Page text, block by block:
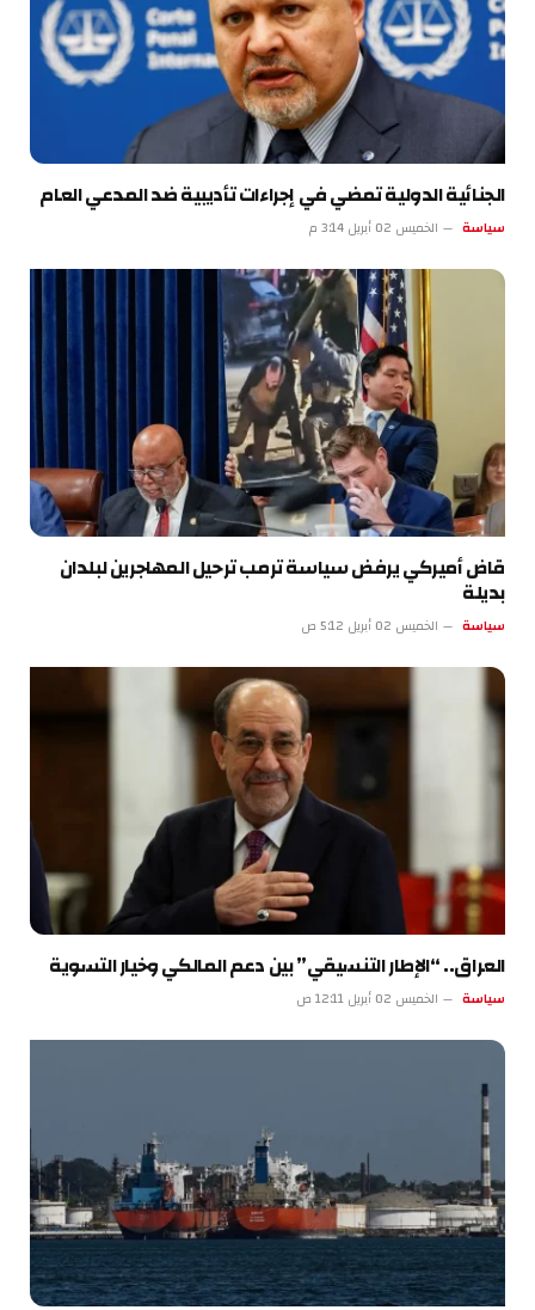
الجنائية الدولية تمضي في إجراءات تأديبية ضد المدعي العام
سياسة الخميس 02 أبريل 3:14 م
قاض أميركي يرفض سياسة ترمب ترحيل المهاجرين لبلدان
بديلة
سياسة الخميس 02 أبريل 5:12 ص
العراق.. “الإطار التنسيقي” بين دعم المالكي وخيار التسوية
سياسة الخميس 02 أبريل 12:11 ص